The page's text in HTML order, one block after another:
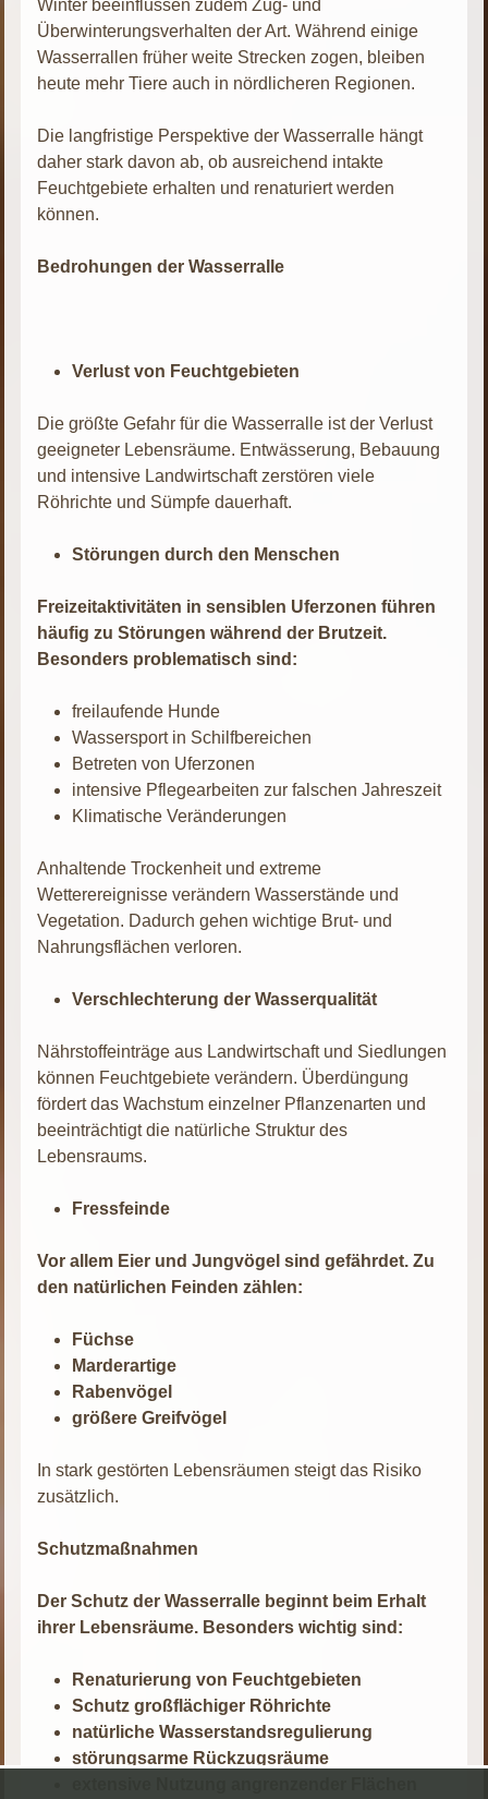
Winter beeinflussen zudem Zug- und
Überwinterungsverhalten der Art. Während einige
Wasserrallen früher weite Strecken zogen, bleiben
heute mehr Tiere auch in nördlicheren Regionen.
Die langfristige Perspektive der Wasserralle hängt
daher stark davon ab, ob ausreichend intakte
Feuchtgebiete erhalten und renaturiert werden
können.
Bedrohungen der Wasserralle
Verlust von Feuchtgebieten
Die größte Gefahr für die Wasserralle ist der Verlust
geeigneter Lebensräume. Entwässerung, Bebauung
und intensive Landwirtschaft zerstören viele
Röhrichte und Sümpfe dauerhaft.
Störungen durch den Menschen
Freizeitaktivitäten in sensiblen Uferzonen führen
häufig zu Störungen während der Brutzeit.
Besonders problematisch sind:
freilaufende Hunde
Wassersport in Schilfbereichen
Betreten von Uferzonen
intensive Pflegearbeiten zur falschen Jahreszeit
Klimatische Veränderungen
Anhaltende Trockenheit und extreme
Wetterereignisse verändern Wasserstände und
Vegetation. Dadurch gehen wichtige Brut- und
Nahrungsflächen verloren.
Verschlechterung der Wasserqualität
Nährstoffeinträge aus Landwirtschaft und Siedlungen
können Feuchtgebiete verändern. Überdüngung
fördert das Wachstum einzelner Pflanzenarten und
beeinträchtigt die natürliche Struktur des
Lebensraums.
Fressfeinde
Vor allem Eier und Jungvögel sind gefährdet. Zu
den natürlichen Feinden zählen:
Füchse
Marderartige
Rabenvögel
größere Greifvögel
In stark gestörten Lebensräumen steigt das Risiko
zusätzlich.
Schutzmaßnahmen
Der Schutz der Wasserralle beginnt beim Erhalt
ihrer Lebensräume. Besonders wichtig sind:
Renaturierung von Feuchtgebieten
Schutz großflächiger Röhrichte
natürliche Wasserstandsregulierung
störungsarme Rückzugsräume